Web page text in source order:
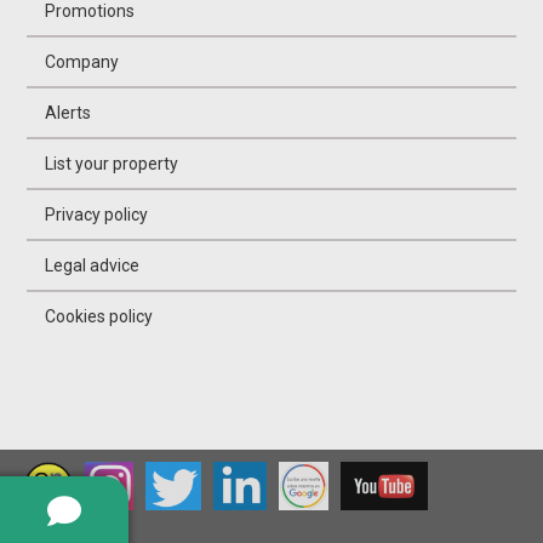
Promotions
Company
Alerts
List your property
Privacy policy
Legal advice
Cookies policy